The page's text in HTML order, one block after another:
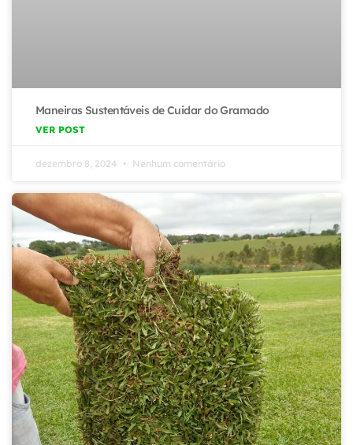
Maneiras Sustentáveis de Cuidar do Gramado
VER POST
dezembro 8, 2024 Nenhum comentário